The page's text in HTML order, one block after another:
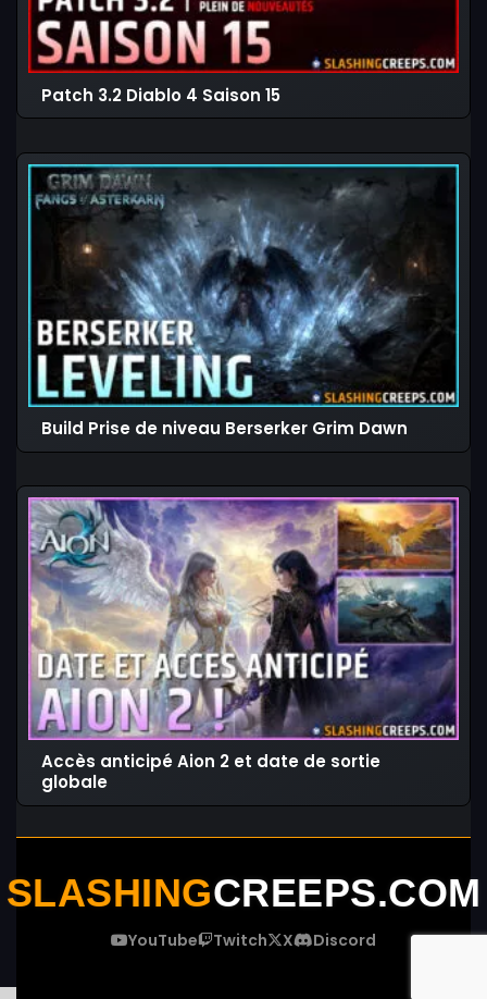
Patch 3.2 Diablo 4 Saison 15
Build Prise de niveau Berserker Grim Dawn
Accès anticipé Aion 2 et date de sortie
globale
SLASHINGCREEPS.COM
YouTube Twitch X Discord